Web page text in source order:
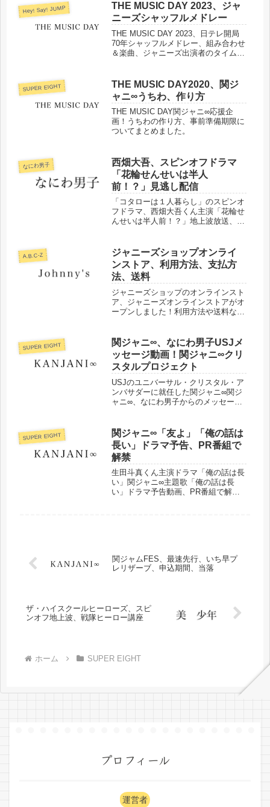
Hey! Say! JUMP
THE MUSIC DAY 2023、ジャ
ニーズシャッフルメドレー
THE MUSIC DAY 2023、日テレ開局
70年シャッフルメドレー、組み合わせ
＆楽曲、ジャニーズ出演者のタイムテ
SUPER EIGHT
THE MUSIC DAY2020、関ジ
ャニ∞うちわ、作り方
THE MUSIC DAY関ジャニ∞応援企
画！うちわの作り方、事前準備期限に
ついてまとめました。
なにわ男子
西畑大吾、スピンオフドラマ
「花輪せんせいは半人
前！？」見逃し配信
「コタローは１人暮らし」のスピンオ
フドラマ、西畑大吾くん主演「花輪せ
んせいは半人前！？」地上波放送、放
A.B.C-Z
ジャニーズショップオンライ
ンストア、利用方法、支払方
法、送料
ジャニーズショップのオンラインスト
ア、ジャニーズオンラインストアがオ
ープンしました！利用方法や送料など
SUPER EIGHT
関ジャニ∞、なにわ男子USJメ
ッセージ動画！関ジャニ∞クリ
スタルプロジェクト
USJのユニバーサル・クリスタル・ア
ンバサダーに就任した関ジャニ∞関ジ
ャニ∞、なにわ男子からのメッセージ
リジナルモザイクポスターについても
まとめました。
SUPER EIGHT
関ジャニ∞「友よ」「俺の話は
長い」ドラマ予告、PR番組で
解禁
生田斗真くん主演ドラマ「俺の話は長
い」関ジャニ∞主題歌「俺の話は長
い」ドラマ予告動画、PR番組で解
関ジャムFES、最速先行、いち早プ
レリザーブ、申込期間、当落
ザ・ハイスクールヒーローズ、スピ
ンオフ地上波、戦隊ヒーロー講座
ホーム SUPER EIGHT
プロフィール
運営者